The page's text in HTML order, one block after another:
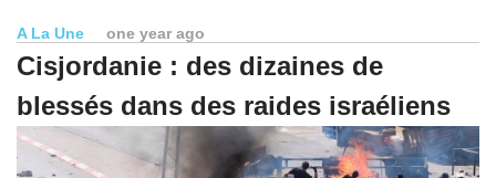
A La Une one year ago
Cisjordanie : des dizaines de
blessés dans des raides israéliens